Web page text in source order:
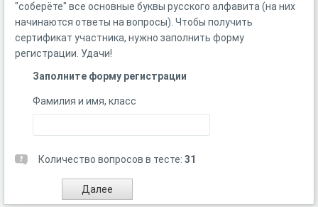
"соберёте" все основные буквы русского алфавита (на них
начинаются ответы на вопросы). Чтобы получить
сертификат участника, нужно заполнить форму
регистрации. Удачи!
Заполните форму регистрации
Фамилия и имя, класс
Количество вопросов в тесте: 31